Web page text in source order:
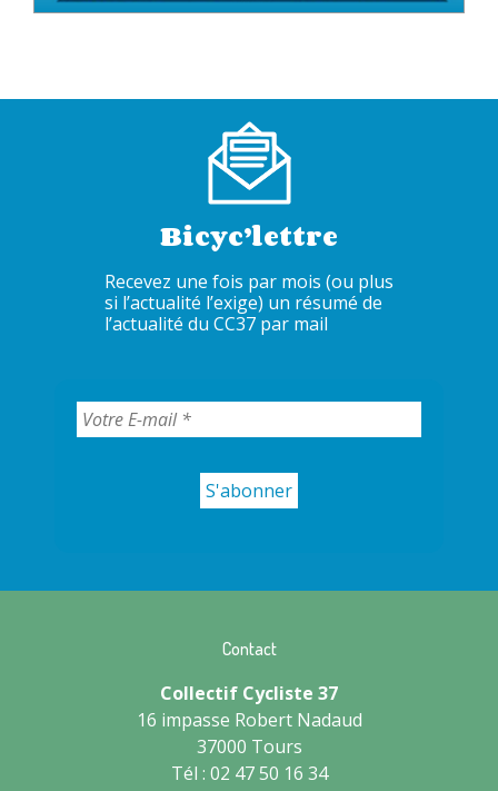
Bicyc’lettre
Recevez une fois par mois (ou plus
si l’actualité l’exige) un résumé de
l’actualité du CC37 par mail
Contact
Collectif Cycliste 37
16 impasse Robert Nadaud
37000 Tours
Tél : 02 47 50 16 34